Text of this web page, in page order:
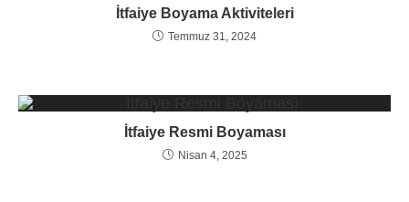
İtfaiye Boyama Aktiviteleri
Temmuz 31, 2024
İtfaiye Resmi Boyaması
Nisan 4, 2025